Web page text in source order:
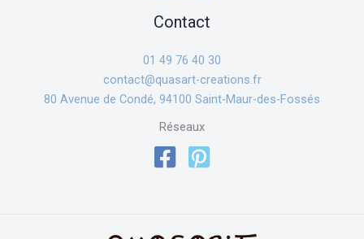
Contact
01 49 76 40 30
contact@quasart-creations.fr
80 Avenue de Condé, 94100 Saint-Maur-des-Fossés
Réseaux